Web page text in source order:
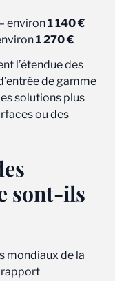
– environ1 140 €
1 270 €
l’étendue des
de gamme
solutions plus
ou des
sont-ils
mondiaux de la
rapport